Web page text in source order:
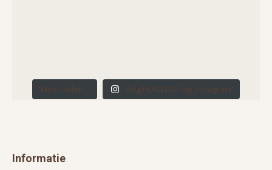
Meer laden... Volg HUIZEDOP op Instagram
Informatie